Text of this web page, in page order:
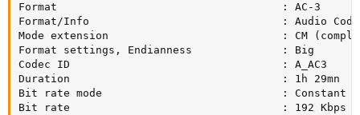
Format                                   : AC-3
Format/Info                              : Audio
Mode extension                           : CM
Format settings, Endianness              : Big
Codec ID                                 : A_AC3
Duration                                 : 1h 29mn
Bit rate mode                            : Constant
Bit rate                                 : 192 Kbps